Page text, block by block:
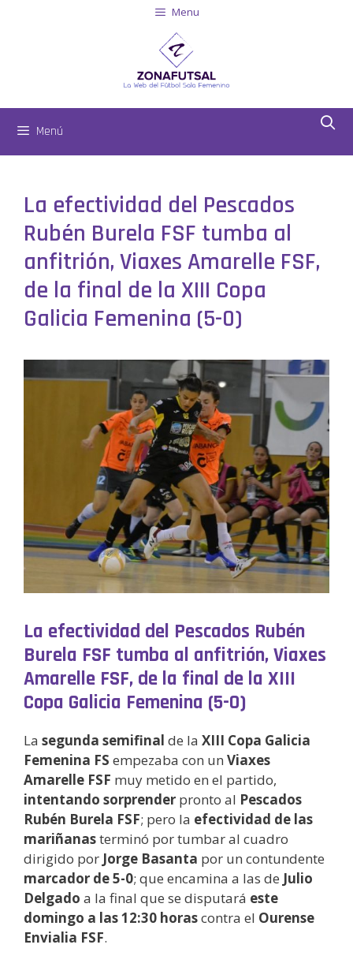
Menu
Menú
La efectividad del Pescados
Rubén Burela FSF tumba al
anfitrión, Viaxes Amarelle FSF,
de la final de la XIII Copa
Galicia Femenina (5-0)
La efectividad del Pescados Rubén
Burela FSF tumba al anfitrión, Viaxes
Amarelle FSF, de la final de la XIII
Copa Galicia Femenina (5-0)
La segunda semifinal de la XIII Copa Galicia
Femenina FS empezaba con un Viaxes
Amarelle FSF muy metido en el partido,
intentando sorprender pronto al Pescados
Rubén Burela FSF; pero la efectividad de las
mariñanasterminó por tumbar al cuadro
dirigido por Jorge Basanta por un contundente
marcador de 5-0; que encamina a las de Julio
Delgado a la final que se disputará este
domingo a las 12:30 horascontra el Ourense
Envialia FSF.